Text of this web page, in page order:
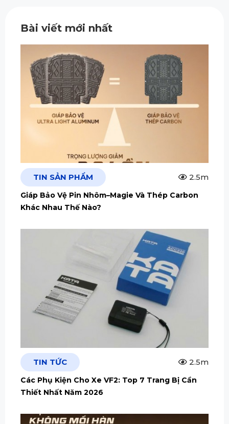
Bài viết mới nhất
TIN SẢN PHẨM 2.5m
Giáp Bảo Vệ Pin Nhôm–Magie Và Thép Carbon
Khác Nhau Thế Nào?
TIN TỨC 2.5m
Các Phụ Kiện Cho Xe VF2: Top 7 Trang Bị Cần
Thiết Nhất Năm 2026